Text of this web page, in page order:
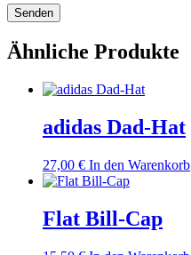
Ähnliche Produkte
adidas Dad-Hat
27,00 € In den Warenkorb
Flat Bill-Cap